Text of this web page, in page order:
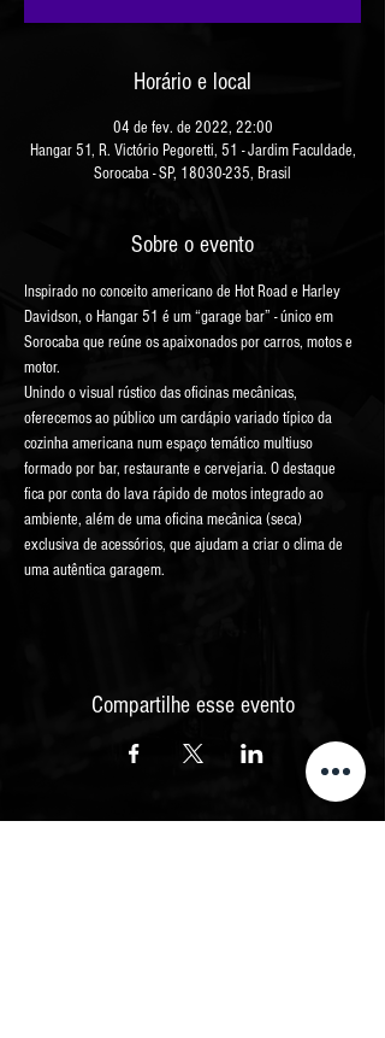
Horário e local
04 de fev. de 2022, 22:00
Hangar 51, R. Victório Pegoretti, 51 - Jardim Faculdade,
Sorocaba - SP, 18030-235, Brasil
Sobre o evento
Inspirado no conceito americano de Hot Road e Harley
Davidson, o Hangar 51 é um “garage bar” - único em
Sorocaba que reúne os apaixonados por carros, motos e
motor.
Unindo o visual rústico das oficinas mecânicas,
oferecemos ao público um cardápio variado típico da
cozinha americana num espaço temático multiuso
formado por bar, restaurante e cervejaria. O destaque
fica por conta do lava rápido de motos integrado ao
ambiente, além de uma oficina mecânica (seca)
exclusiva de acessórios, que ajudam a criar o clima de
uma autêntica garagem.
Compartilhe esse evento